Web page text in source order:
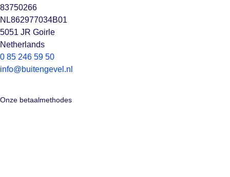
83750266
NL862977034B01
5051 JR Goirle
Netherlands
0 85 246 59 50
info@buitengevel.nl
Onze betaalmethodes